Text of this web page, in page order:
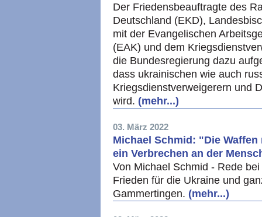
Der Friedensbeauftragte des
Deutschland (EKD),
mit der Evangelischen
(EAK) und dem
die Bundesregierung dazu
dass ukrainischen wie auch
Kriegsdienstverweigerern und
wird. (mehr...)
03. März 2022
Michael Schmid: "Die
ein Verbrechen an der
Von Michael Schmid - Rede
Frieden für die Ukraine und
Gammertingen. (mehr...)